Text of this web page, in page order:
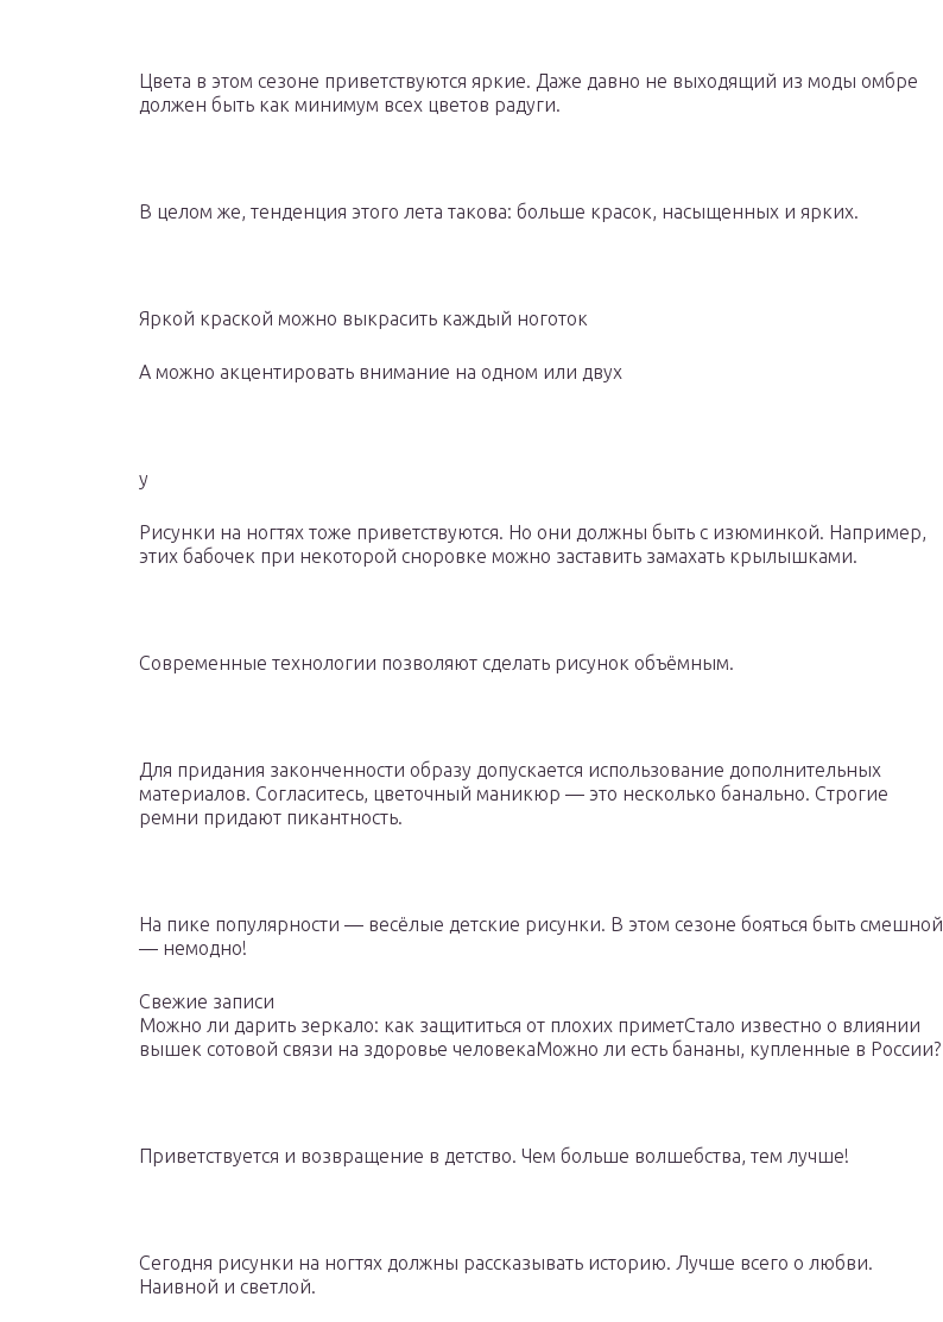
Цвета в этом сезоне приветствуются яркие. Даже давно не выходящий из моды омбре
должен быть как минимум всех цветов радуги.
В целом же, тенденция этого лета такова: больше красок, насыщенных и ярких.
Яркой краской можно выкрасить каждый ноготок
А можно акцентировать внимание на одном или двух
у
Рисунки на ногтях тоже приветствуются. Но они должны быть с изюминкой. Например,
этих бабочек при некоторой сноровке можно заставить замахать крылышками.
Современные технологии позволяют сделать рисунок объёмным.
Для придания законченности образу допускается использование дополнительных
материалов. Согласитесь, цветочный маникюр — это несколько банально. Строгие
ремни придают пикантность.
На пике популярности — весёлые детские рисунки. В этом сезоне бояться быть смешной
— немодно!
Свежие записи
Можно ли дарить зеркало: как защититься от плохих приметСтало известно о влиянии
вышек сотовой связи на здоровье человекаМожно ли есть бананы, купленные в России?
Приветствуется и возвращение в детство. Чем больше волшебства, тем лучше!
Сегодня рисунки на ногтях должны рассказывать историю. Лучше всего о любви.
Наивной и светлой.